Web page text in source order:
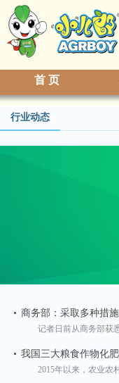
首 页
行业动态
商务部：采取多种措
记者日前从商务部获悉
我国三大粮食作物化
2015年以来，农业农村